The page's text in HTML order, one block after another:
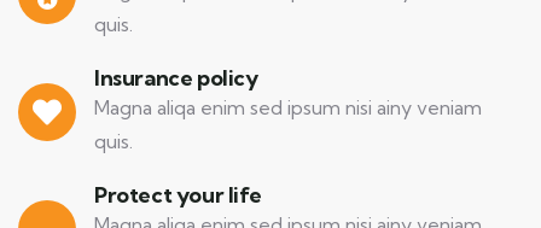
quis.
Insurance policy
Magna aliqa enim sed ipsum nisi ainy veniam
quis.
Protect your life